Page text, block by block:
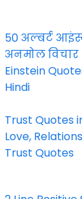
50 अल्बर्ट
अनमोल विचार
Einstein
Hindi
Trust Quotes
Love,
Trust Quotes